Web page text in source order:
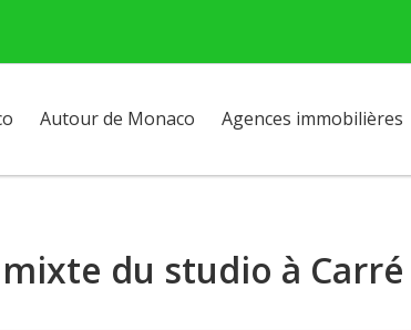
Autour de Monaco Agences immobilières
du studio à Carré